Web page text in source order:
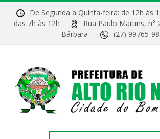
De Segunda a Quinta-feira: de 12h às
das 7h às 12h
Rua Paulo Martins, n°
Bárbara
(27) 99765-